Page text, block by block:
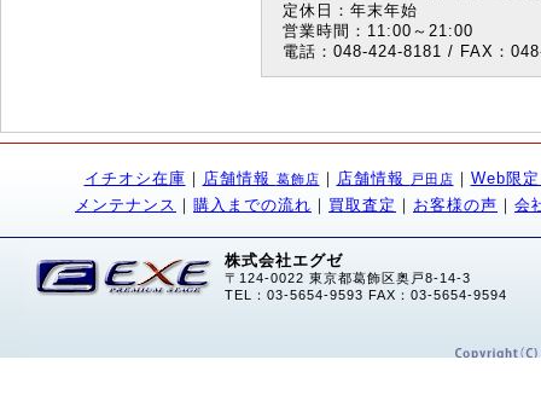
定休日：年末年始
営業時間：11:00～21:00
電話：048-424-8181 / FAX：
イチオシ在庫 ｜ 店舗情報 葛飾店 ｜ 店舗情報 戸田店 ｜ Web限
メンテナンス ｜ 購入までの流れ ｜ 買取査定 ｜ お客様の声 ｜ 会
株式会社エグゼ
〒124-0022 東京都葛飾区奥戸8-14-3
TEL：03-5654-9593 FAX：03-5654-9594